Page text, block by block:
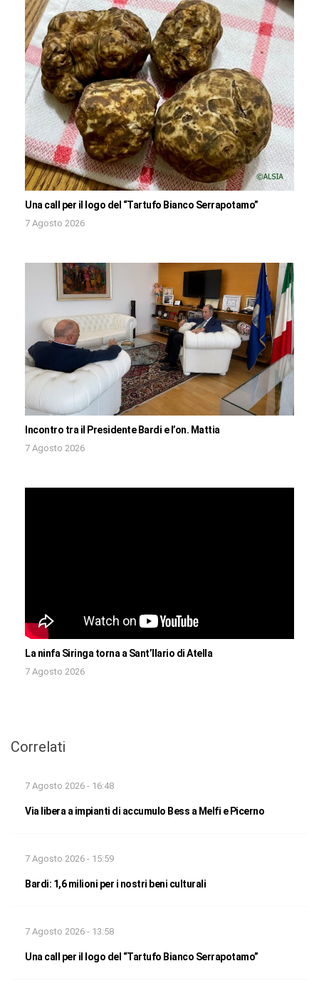
Una call per il logo del “Tartufo Bianco Serrapotamo”
7 Agosto 2026
Incontro tra il Presidente Bardi e l’on. Mattia
7 Agosto 2026
La ninfa Siringa torna a Sant’Ilario di Atella
7 Agosto 2026
Correlati
7 Agosto 2026 - 16:48
Via libera a impianti di accumulo Bess a Melfi e Picerno
7 Agosto 2026 - 15:59
Bardi: 1,6 milioni per i nostri beni culturali
7 Agosto 2026 - 13:58
Una call per il logo del “Tartufo Bianco Serrapotamo”